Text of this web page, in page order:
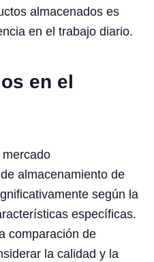
almacenados es
en el trabajo diario.
en el
almacenamiento de
según la
específicas.
comparación de
la calidad y la